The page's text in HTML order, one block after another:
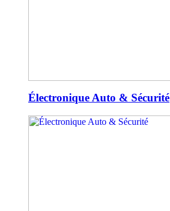
Électronique Auto & Sécurité